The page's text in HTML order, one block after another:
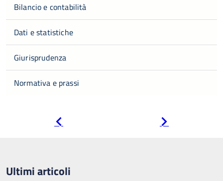
Bilancio e contabilità
Dati e statistiche
Giurisprudenza
Normativa e prassi
Ultimi articoli